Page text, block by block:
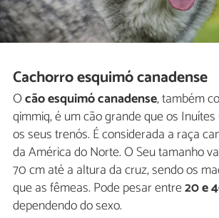
Cachorro esquimó canadense
Ocão esquimó canadense, também
qimmiq, é um cão grande que os
os seus trenós. É considerada a raça
da América do Norte. O Seu tamanho
70 cm até a altura da cruz, sendo os
que as fêmeas. Pode pesar entre20 e
dependendo do sexo.